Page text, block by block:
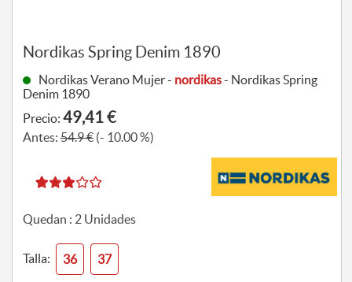
Nordikas Spring Denim 1890
Nordikas Verano Mujer - nordikas- Nordikas Spring
Denim 1890
Precio: 49,41 €
Antes:54.9 €(- 10.00 %)
Quedan : 2Unidades
Talla: 36 37